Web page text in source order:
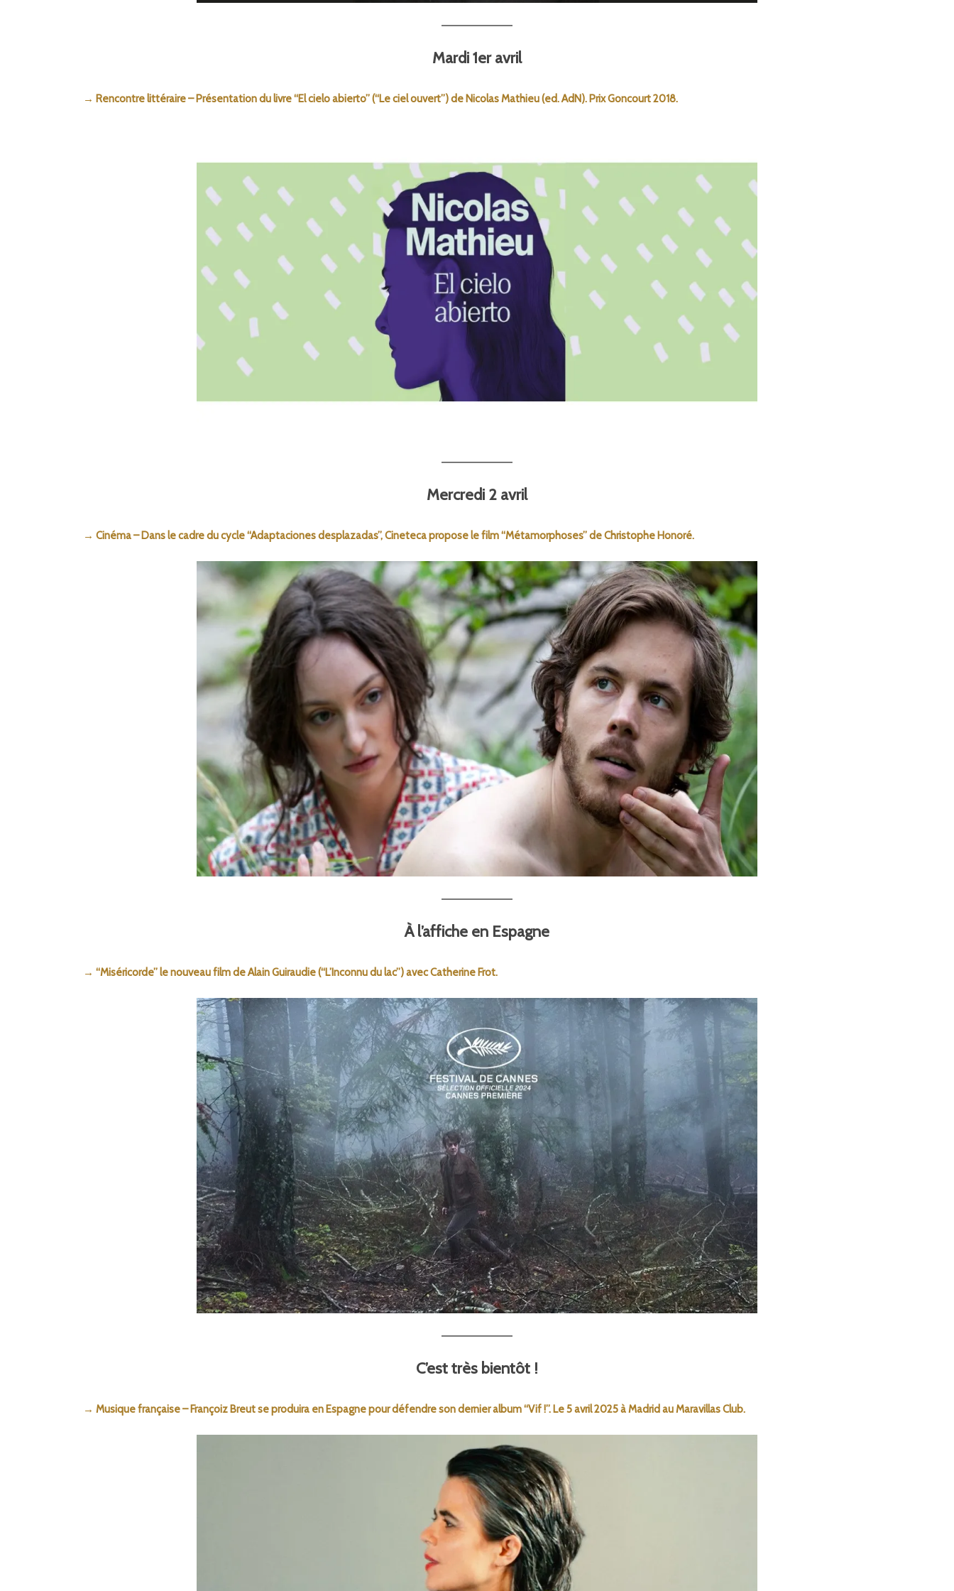
Mardi 1er avril
→ Rencontre littéraire – Présentation du livre “El cielo abierto” (“Le ciel ouvert”) de Nicolas Mathieu (ed. AdN). Prix Goncourt 2018.
Mercredi 2 avril
→ Cinéma – Dans le cadre du cycle “Adaptaciones desplazadas”, Cineteca propose le film “Métamorphoses” de Christophe Honoré.
À l’affiche en Espagne
→ “Miséricorde” le nouveau film de Alain Guiraudie (“L’Inconnu du lac”) avec Catherine Frot.
C’est très bientôt !
→ Musique française – Françoiz Breut se produira en Espagne pour défendre son dernier album “Vif !”. Le 5 avril 2025 à Madrid au Maravillas Club.